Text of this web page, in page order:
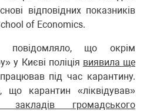
відповідних показників
of Economics.
повідомляло, що окрім
у Києві поліція виявила ще
під час карантину.
карантин «ліквідував»
закладів громадського